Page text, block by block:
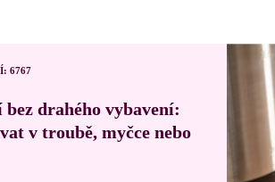
6767
drahého vybavení:
v troubě, myčce nebo